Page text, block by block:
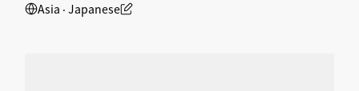
Asia ‧ Japanese